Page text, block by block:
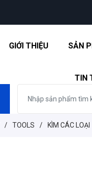
GIỚI THIỆU SẢN
TIN
/ TOOLS / KÌM CÁC LOẠI